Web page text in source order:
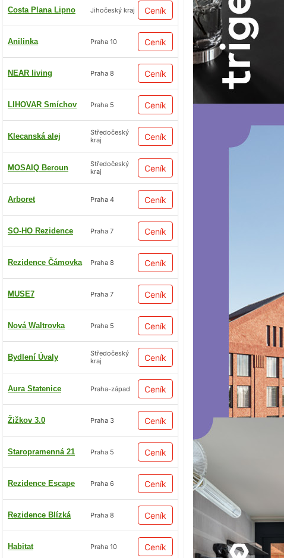
Costa Plana Lipno Jihočeský kraj Ceník
Anilinka Praha 10 Ceník
NEAR living Praha 8 Ceník
LIHOVAR Smíchov Praha 5 Ceník
Klecanská alej
Středočeský
kraj
Ceník
MOSAIQ Beroun
Středočeský
kraj
Ceník
Arboret Praha 4 Ceník
SO-HO Rezidence Praha 7 Ceník
Rezidence Čámovka Praha 8 Ceník
MUSE7 Praha 7 Ceník
Nová Waltrovka Praha 5 Ceník
Bydlení Úvaly
Středočeský
kraj
Ceník
Aura Statenice Praha-západ Ceník
Žižkov 3.0 Praha 3 Ceník
Staropramenná 21 Praha 5 Ceník
Rezidence Escape Praha 6 Ceník
Rezidence Blízká Praha 8 Ceník
Habitat Praha 10 Ceník